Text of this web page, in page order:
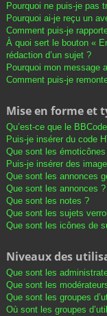
Pourquoi ne puis-je pas
Pourquoi ai-je reçu un
Comment puis-je
À quoi sert le bouton «
rédaction d’un sujet ?
Pourquoi mon message
Comment puis-je
Mise en forme et
Qu’est-ce que le
Puis-je insérer du code
Que sont les
Puis-je insérer des
Que sont les annonces
Que sont les annonces ?
Que sont les notes ?
Que sont les sujets
Que sont les icônes de
Niveaux des
Que sont les
Que sont les
Que sont les groupes
Où sont les groupes